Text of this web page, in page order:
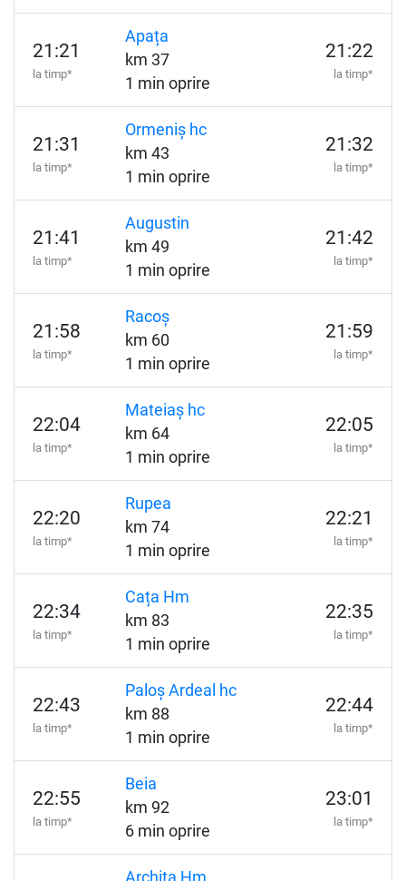
21:21
la timp*
Apața
km 37
1 min oprire
21:22
la timp*
21:31
la timp*
Ormeniș hc
km 43
1 min oprire
21:32
la timp*
21:41
la timp*
Augustin
km 49
1 min oprire
21:42
la timp*
21:58
la timp*
Racoș
km 60
1 min oprire
21:59
la timp*
22:04
la timp*
Mateiaș hc
km 64
1 min oprire
22:05
la timp*
22:20
la timp*
Rupea
km 74
1 min oprire
22:21
la timp*
22:34
la timp*
Cața Hm
km 83
1 min oprire
22:35
la timp*
22:43
la timp*
Paloș Ardeal hc
km 88
1 min oprire
22:44
la timp*
22:55
la timp*
Beia
km 92
6 min oprire
23:01
la timp*
Archita Hm